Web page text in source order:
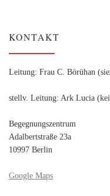
KONTAKT
Leitung: Frau C. Börühan
stellv. Leitung: Ark Lucia
Begegnungszentrum
Adalbertstraße 23a
10997 Berlin
Google Maps